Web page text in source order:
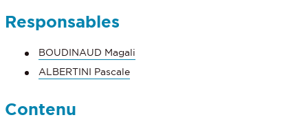
Responsables
BOUDINAUD Magali
ALBERTINI Pascale
Contenu